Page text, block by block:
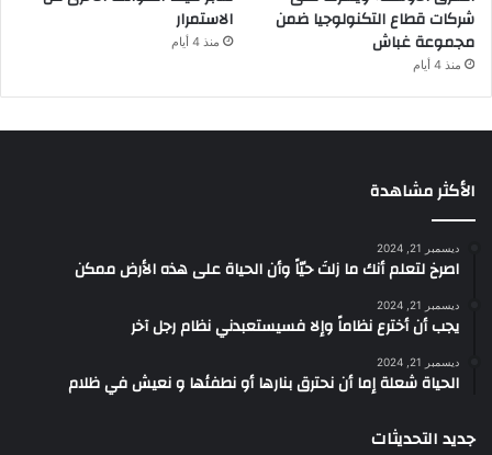
شركات قطاع التكنولوجيا ضمن
مجموعة غباش
منذ 4 أيام
الاستمرار
منذ 4 أيام
الأكثر مشاهدة
ديسمبر 21, 2024
‫اصرخ لتعلم أنك ما زلتَ حيّاً وأن الحياة على هذه الأرض ممكن
ديسمبر 21, 2024
يجب أن أخترع نظاماً وإلا فسيستعبدني نظام رجل آخر
ديسمبر 21, 2024
الحياة شعلة إما أن نحترق بنارها أو نطفئها و نعيش في ظلام
جديد التحديثات